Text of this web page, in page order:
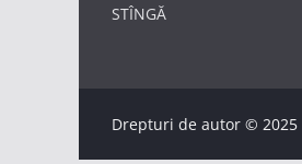
STÎNGĂ
Drepturi de autor © 2025